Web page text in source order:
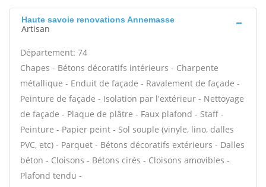
Haute savoie renovations Annemasse
Artisan
Département: 74
Chapes - Bétons décoratifs intérieurs - Charpente
métallique - Enduit de façade - Ravalement de façade -
Peinture de façade - Isolation par l'extérieur - Nettoyage
de façade - Plaque de plâtre - Faux plafond - Staff -
Peinture - Papier peint - Sol souple (vinyle, lino, dalles
PVC, etc) - Parquet - Bétons décoratifs extérieurs - Dalles
béton - Cloisons - Bétons cirés - Cloisons amovibles -
Plafond tendu -